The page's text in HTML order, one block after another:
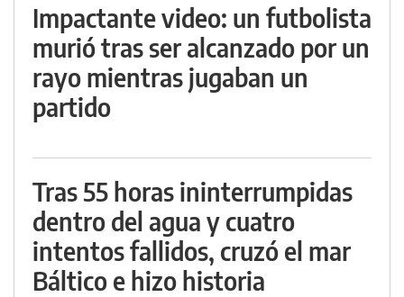
Impactante video: un futbolista
murió tras ser alcanzado por un
rayo mientras jugaban un
partido
Tras 55 horas ininterrumpidas
dentro del agua y cuatro
intentos fallidos, cruzó el mar
Báltico e hizo historia